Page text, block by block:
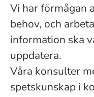
Vi har förmågan
behov, och
information ska
uppdatera.
Våra konsulter
spetskunskap i